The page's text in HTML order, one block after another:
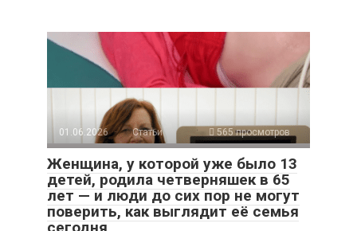
01.06.2026 Статьи 565 просмотров
Женщина, у которой уже было 13
детей, родила четверняшек в 65
лет — и люди до сих пор не могут
поверить, как выглядит её семья
сегодня